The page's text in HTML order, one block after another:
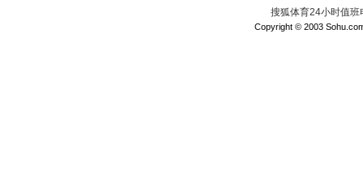
搜狐体育24小时值
Copyright © 2003